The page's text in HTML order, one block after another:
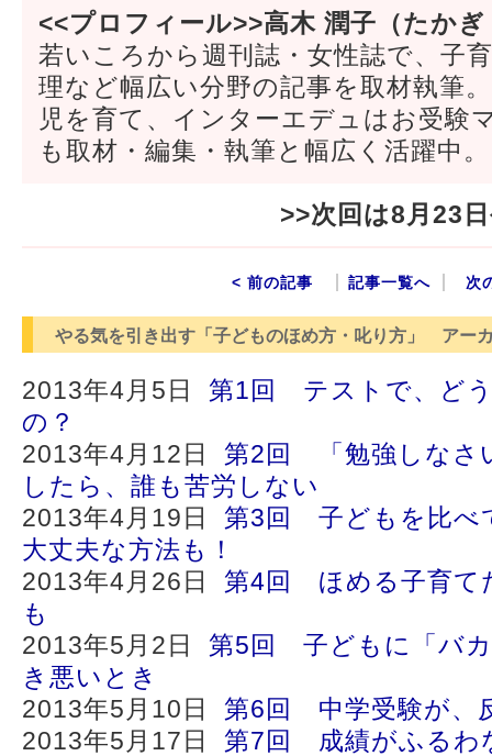
<<プロフィール>>高木 潤子（たか
若いころから週刊誌・女性誌で、子
理など幅広い分野の記事を取材執筆
児を育て、インターエデュはお受験
も取材・編集・執筆と幅広く活躍中。
>>次回は8月23
< 前の記事 記事一覧へ 次
やる気を引き出す「子どものほめ方・叱り方」 アー
2013年4月5日 第1回 テストで、ど
の？
2013年4月12日 第2回 「勉強しなさ
したら、誰も苦労しない
2013年4月19日 第3回 子どもを比べ
大丈夫な方法も！
2013年4月26日 第4回 ほめる子育て
も
2013年5月2日 第5回 子どもに「バ
き悪いとき
2013年5月10日 第6回 中学受験が、
2013年5月17日 第7回 成績がふるわ